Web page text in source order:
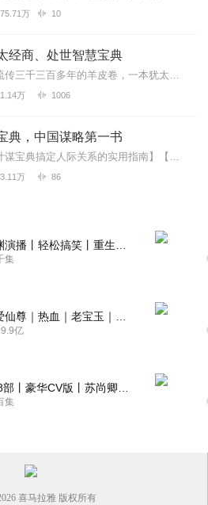
75.71万 10
经商、处世智慧宝典
《塔木德》是流传三千三百多年的羊皮卷，一本犹太人至死研读的书籍。犹太教口传律法的汇编，仅次于《圣经》的典籍。该书主体部分成书于2世纪末～6世纪初，为公元前2世纪...
1.14万 1006
典，中国谋略第一书
【通古论今的计谋宝典搞定人际关系的实用指南】【了解人性了解对手运筹帷幄把握人生】►有一个众所周知的观点：政界商界的人不知道纵横捭阖之术，很难成就大事；职...
3.11万 86
集
亿
集
喜马拉雅 版权所有